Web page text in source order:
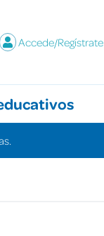
Accede/Regístrate